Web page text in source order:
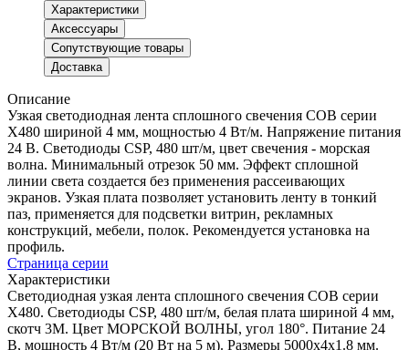
Характеристики
Аксессуары
Сопутствующие товары
Доставка
Описание
Узкая светодиодная лента сплошного свечения COB серии
X480 шириной 4 мм, мощностью 4 Вт/м. Напряжение питания
24 В. Светодиоды CSP, 480 шт/м, цвет свечения - морская
волна. Минимальный отрезок 50 мм. Эффект сплошной
линии света создается без применения рассеивающих
экранов. Узкая плата позволяет установить ленту в тонкий
паз, применяется для подсветки витрин, рекламных
конструкций, мебели, полок. Рекомендуется установка на
профиль.
Страница серии
Характеристики
Светодиодная узкая лента сплошного свечения COB серии
X480. Светодиоды CSP, 480 шт/м, белая плата шириной 4 мм,
скотч 3M. Цвет МОРСКОЙ ВОЛНЫ, угол 180°. Питание 24
В, мощность 4 Вт/м (20 Вт на 5 м). Размеры 5000х4х1.8 мм.